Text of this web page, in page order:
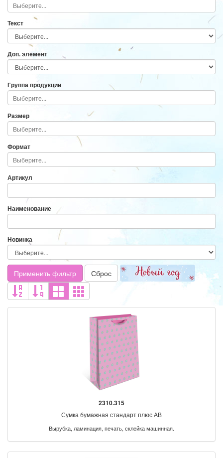
Текст
Доп. элемент
Группа продукции
Размер
Формат
Артикул
Наименование
Новинка
Применить фильтр Сброс
2310.315
Сумка бумажная стандарт плюс АВ
Вырубка, ламинация, печать, склейка машинная.